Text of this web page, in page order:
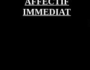
IMMEDIAT